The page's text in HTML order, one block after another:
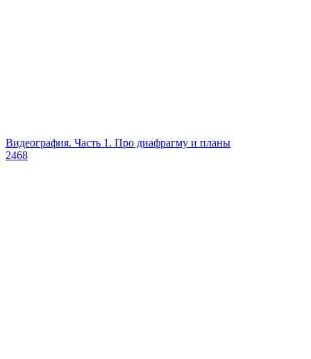
Видеография. Часть 1. Про диафрагму и планы
2468